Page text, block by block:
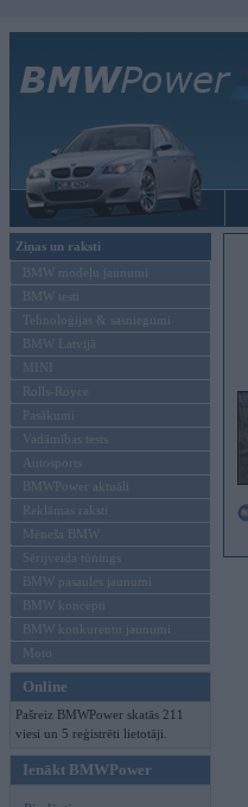
Ziņas un raksti
BMW modeļu jaunumi
BMW testi
Tehnoloģijas & sasniegumi
BMW Latvijā
MINI
Rolls-Royce
Pasākumi
Vadāmības tests
Autosports
BMWPower aktuāli
Reklāmas raksti
Mēneša BMW
Sērijveida tūnings
BMW pasaules jaunumi
BMW koncepti
BMW konkurentu jaunumi
Moto
Online
Pašreiz BMWPower skatās 211
viesi un 5 reģistrēti lietotāji.
Ienākt BMWPower